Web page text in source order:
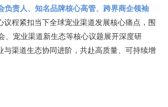
责人、知名品牌核心高管、跨界商企领袖
议程紧扣当下全球宠业渠道发展核心痛点，围
、宠业渠道新生态等核心议题展开深度研
渠道生态协同进阶，共赴高质量、可持续增